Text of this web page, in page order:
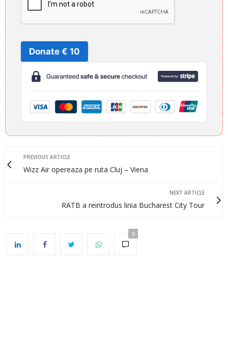
Donate € 10
PREVIOUS ARTICLE
Wizz Air opereaza pe ruta Cluj – Viena
NEXT ARTICLE
RATB a reintrodus linia Bucharest City Tour
0